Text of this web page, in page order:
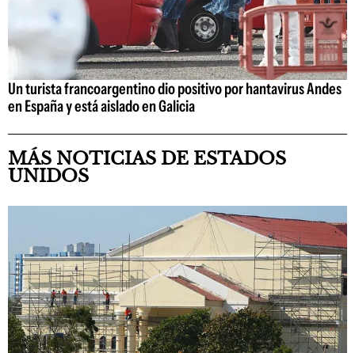
Un turista francoargentino dio positivo por hantavirus Andes
en España y está aislado en Galicia
MÁS NOTICIAS DE ESTADOS
UNIDOS